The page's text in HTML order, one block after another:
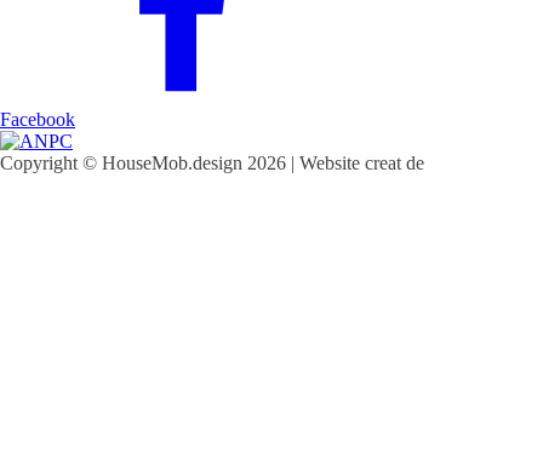
Facebook
Copyright © HouseMob.design 2026 | Website creat de